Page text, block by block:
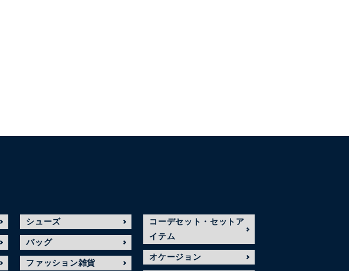
シューズ
バッグ
ファッション雑貨
コーデセット・セットア
イテム
オケージョン